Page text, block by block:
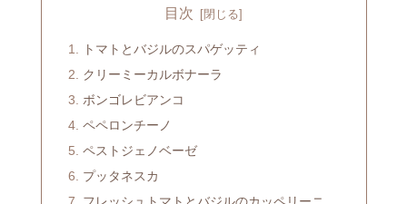
目次
トマトとバジルのスパゲッティ
クリーミーカルボナーラ
ボンゴレビアンコ
ペペロンチーノ
ペストジェノベーゼ
プッタネスカ
フレッシュトマトとバジルのカッペリーニ